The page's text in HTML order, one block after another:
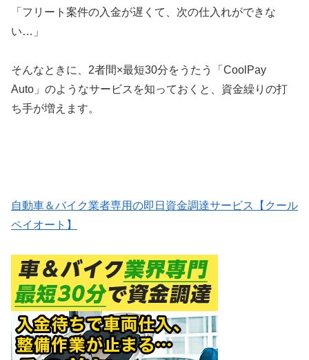
「フリート案件の入金が遅くて、次の仕入れができな
い…」
そんなときに、2者間×最短30分をうたう「CoolPay
Auto」のようなサービスを知っておくと、資金繰りの打
ち手が増えます。
自動車＆バイク業者専用の即日資金調達サービス【クール
ペイオート】